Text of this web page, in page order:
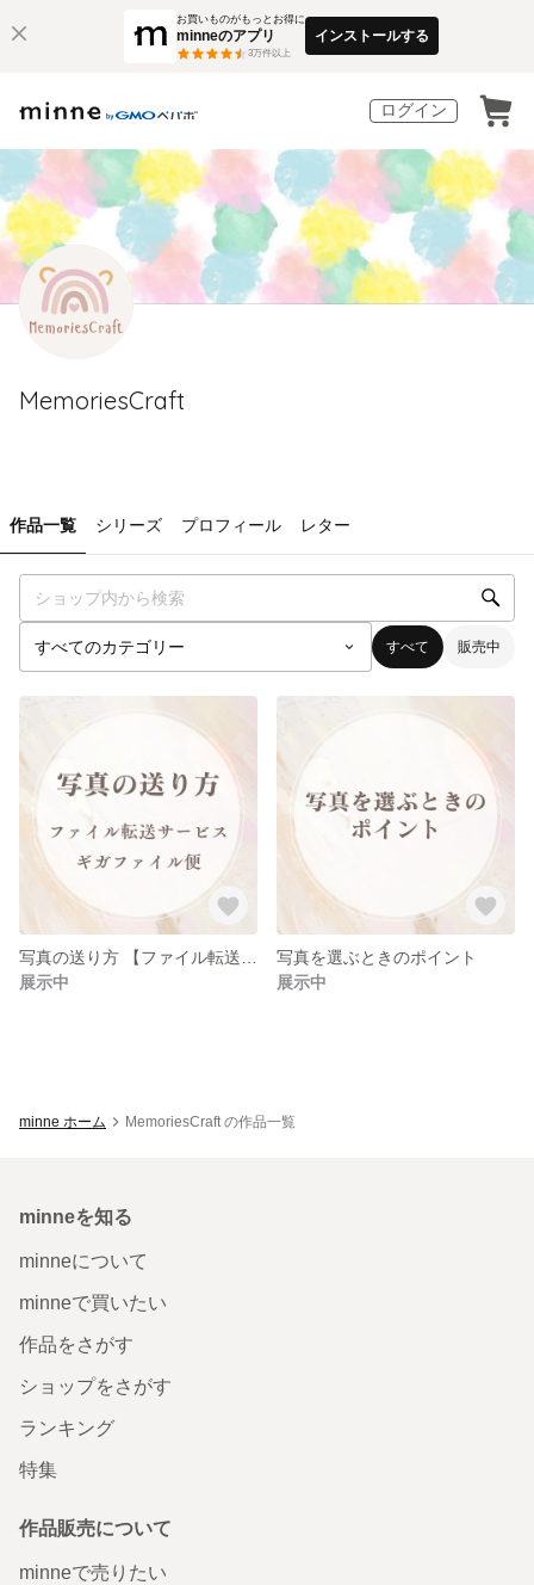
お買いものがもっとお得に
minneのアプリ
3万件以上
インストールする
ログイン
MemoriesCraft
作品一覧 シリーズ プロフィール レター
すべて 販売中
展示中
写真を選ぶときのポイント
展示中
minne ホーム MemoriesCraft の作品一覧
minneを知る
minneについて
minneで買いたい
作品をさがす
ショップをさがす
ランキング
特集
作品販売について
minneで売りたい